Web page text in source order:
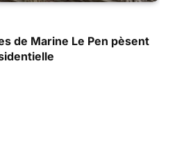
de Marine Le Pen pèsent